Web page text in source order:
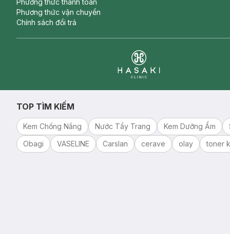
Phương thức thanh toán
Phương thức vận chuyển
Chính sách đổi trả
TOP TÌM KIẾM
Kem Chống Nắng Nước Tẩy Trang Kem Dưỡng Ẩm
Obagi
VASELINE Carslan cerave olay toner